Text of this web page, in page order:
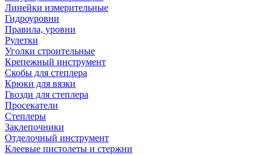
Линейки измерительные
Гидроуровни
Правила, уровни
Рулетки
Уголки строительные
Крепежный инструмент
Скобы для степлера
Крюки для вязки
Гвозди для степлера
Просекатели
Степлеры
Заклепочники
Отделочный инструмент
Клеевые пистолеты и стержни